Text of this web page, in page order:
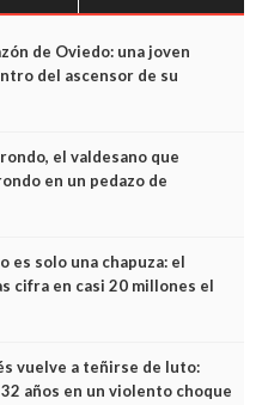
de Oviedo: una joven
del ascensor de su
el valdesano que
en un pedazo de
es solo una chapuza: el
cifra en casi 20 millones el
vuelve a teñirse de luto:
años en un violento choque